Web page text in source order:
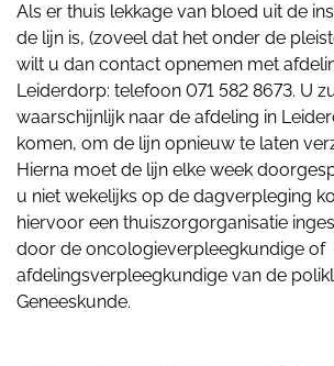
Als er thuis lekkage van bloed uit de
de lijn is, (zoveel dat het onder de
wilt u dan contact opnemen met
Leiderdorp: telefoon 071 582 8673. U
waarschijnlijk naar de afdeling in
komen, om de lijn opnieuw te laten
Hierna moet de lijn elke week
u niet wekelijks op de dagverpleging
hiervoor een thuiszorgorganisatie
door de oncologieverpleegkundige of
afdelingsverpleegkundige van de
Geneeskunde.